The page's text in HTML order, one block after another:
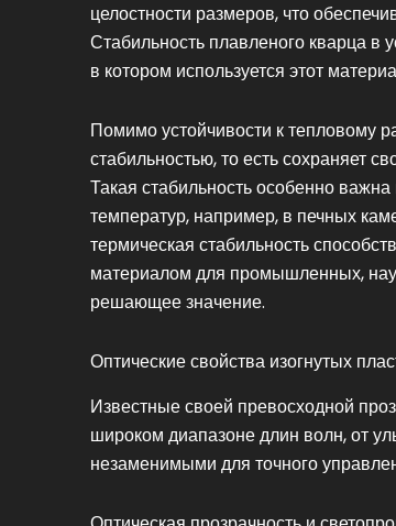
целостности размеров, что
Стабильность плавленого кварца в
в котором используется этот
Помимо устойчивости к тепловому
стабильностью, то есть сохраняет
Такая стабильность особенно
температур, например, в печных
термическая стабильность
материалом для промышленных,
решающее значение.
Оптические свойства изогнутых
Известные своей превосходной
широком диапазоне длин волн, от
незаменимыми для точного